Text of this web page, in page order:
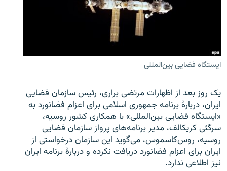
زبان‌های دیگر
ایستگاه فضایی بین‌المللی
یک روز بعد از اظهارات مرتضی براری، رئیس سازمان فضایی
ایران، دربارهٔ برنامه جمهوری اسلامی برای اعزام فضانورد به
«ایستگاه فضایی بین‌المللی» با همکاری کشور روسیه،
سرگئی کریکالف، مدیر برنامه‌های پرواز سازمان فضایی
روسیه، روس‌کاسموس، می‌گوید این سازمان درخواستی از
ایران برای اعزام فضانورد دریافت نکرده و دربارهٔ برنامه ایران
نیز اطلاعی ندارد.